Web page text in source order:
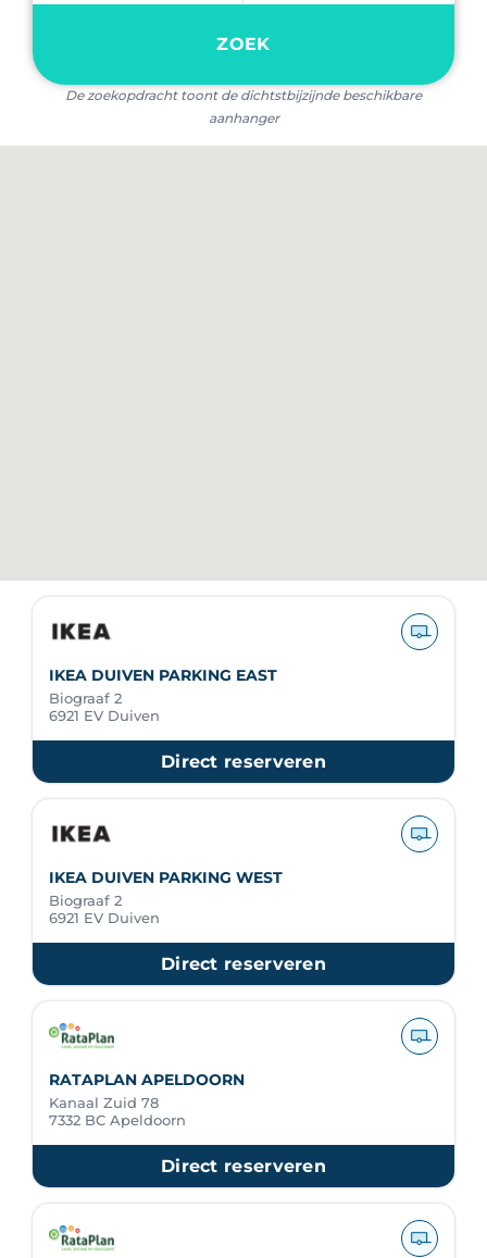
ZOEK
De zoekopdracht toont de dichtstbijzijnde beschikbare
aanhanger
IKEA DUIVEN PARKING EAST
Biograaf 2
6921 EV Duiven
Direct reserveren
IKEA DUIVEN PARKING WEST
Biograaf 2
6921 EV Duiven
Direct reserveren
RATAPLAN APELDOORN
Kanaal Zuid 78
7332 BC Apeldoorn
Direct reserveren